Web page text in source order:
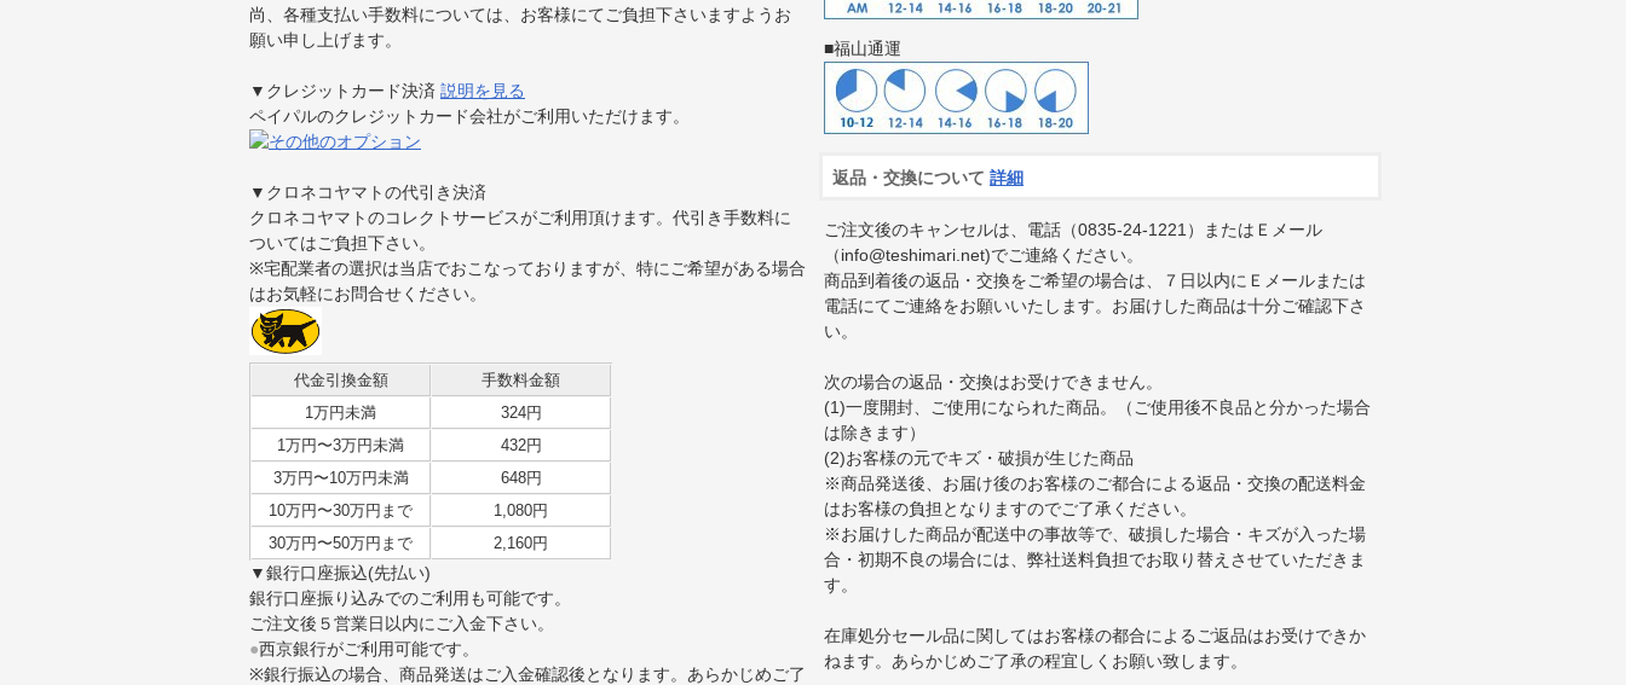
尚、各種支払い手数料については、お客様にてご負担下さいますようお
願い申し上げます。
▼クレジットカード決済 説明を見る
ペイパルのクレジットカード会社がご利用いただけます。
▼ クロネコヤマトの代引き決済
クロネコヤマトのコレクトサービスがご利用頂けます。代引き手数料に
ついてはご負担下さい。
※宅配業者の選択は当店でおこなっておりますが、特にご希望がある場合
はお気軽にお問合せください。
代金引換金額
手数料金額
1万円未満
324円
1万円〜3万円未満
432円
3万円〜10万円未満
648円
10万円〜30万円まで
1,080円
30万円〜50万円まで
2,160円
▼銀行口座振込(先払い)
銀行口座振り込みでのご利用も可能です。
ご注文後５営業日以内にご入金下さい。
●西京銀行がご利用可能です。
※銀行振込の場合、商品発送はご入金確認後となります。あらかじめご了
■福山通運
返品・交換について 詳細
ご注文後のキャンセルは、電話（0835-24-1221）またはＥメール
（info@teshimari.net)でご連絡ください。
商品到着後の返品・交換をご希望の場合は、７日以内にＥメールまたは
電話にてご連絡をお願いいたします。お届けした商品は十分ご確認下さ
い。
次の場合の返品・交換はお受けできません。
(1)一度開封、ご使用になられた商品。（ご使用後不良品と分かった場合
は除きます）
(2)お客様の元でキズ・破損が生じた商品
※商品発送後、お届け後のお客様のご都合による返品・交換の配送料金
はお客様の負担となりますのでご了承ください。
※お届けした商品が配送中の事故等で、破損した場合・キズが入った場
合・初期不良の場合には、弊社送料負担でお取り替えさせていただきま
す。
在庫処分セール品に関してはお客様の都合によるご返品はお受けできか
ねます。あらかじめご了承の程宜しくお願い致します。